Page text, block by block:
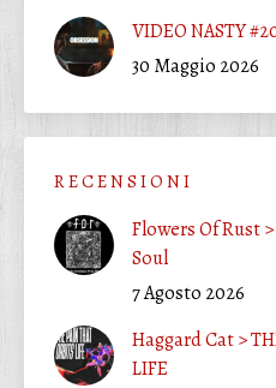
VIDEO NASTY
30 Maggio 2026
R E C E N S I O N I
Flowers Of Rust
Soul
7 Agosto 2026
Haggard Cat >
LIFE